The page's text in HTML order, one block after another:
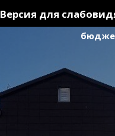
Версия для